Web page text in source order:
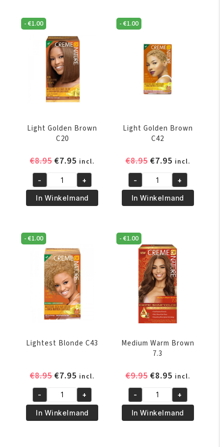
aantal
aantal
-€1.00
Light Golden Brown
C20
€8.95Oorspronkelijke
was:
€8.95.
€7.95 Huidige
prijs
is:
€7.95.
incl.
Light
Golden
Brown
aantal
- +
In Winkelmand
-€1.00
Light Golden Brown
C42
€8.95 Oorspronkelijke
was:
€8.95.
€7.95Huidige
prijs
is:
€7.95.
incl.
Light
Golden
Brown
aantal
- +
In Winkelmand
-€1.00
Lightest Blonde C43
€8.95Oorspronkelijke
was:
€8.95.
€7.95 Huidige
prijs
is:
€7.95.
incl.
Lightest
Blonde
C43
- +
In Winkelmand
-€1.00
Medium Warm Brown
7.3
€9.95 Oorspronkelijke
was:
€9.95.
€8.95Huidige
prijs
is:
€8.95.
incl.
Medium
Warm
Brown
- +
In Winkelmand